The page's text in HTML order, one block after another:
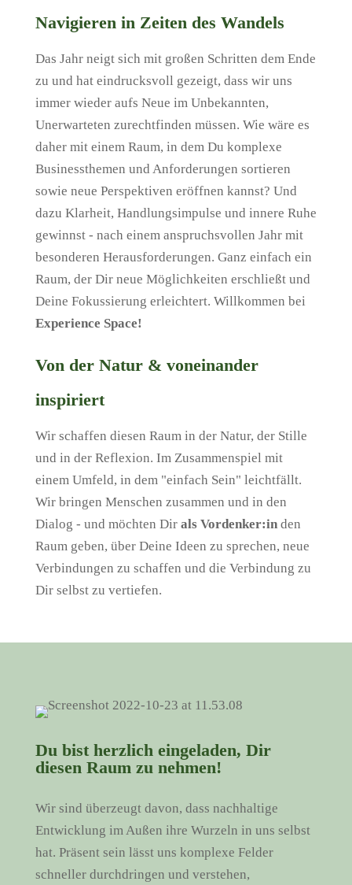
Navigieren in Zeiten des Wandels
Das Jahr neigt sich mit großen Schritten dem Ende
zu und hat eindrucksvoll gezeigt, dass wir uns
immer wieder aufs Neue im Unbekannten,
Unerwarteten zurechtfinden müssen. Wie wäre es
daher mit einem Raum, in dem Du komplexe
Businessthemen und Anforderungen sortieren
sowie neue Perspektiven eröffnen kannst? Und
dazu Klarheit, Handlungsimpulse und innere Ruhe
gewinnst - nach einem anspruchsvollen Jahr mit
besonderen Herausforderungen. Ganz einfach ein
Raum, der Dir neue Möglichkeiten erschließt und
Deine Fokussierung erleichtert. Willkommen bei
Experience Space!
Von der Natur & voneinander
inspiriert
Wir schaffen diesen Raum in der Natur, der Stille
und in der Reflexion. Im Zusammenspiel mit
einem Umfeld, in dem "einfach Sein" leichtfällt.
Wir bringen Menschen zusammen und in den
Dialog - und möchten Dir als Vordenker:inden
Raum geben, über Deine Ideen zu sprechen, neue
Verbindungen zu schaffen und die Verbindung zu
Dir selbst zu vertiefen.
Du bist herzlich eingeladen, Dir
diesen Raum zu nehmen!
Wir sind überzeugt davon, dass nachhaltige
Entwicklung im Außen ihre Wurzeln in uns selbst
hat. Präsent sein lässt uns komplexe Felder
schneller durchdringen und verstehen,